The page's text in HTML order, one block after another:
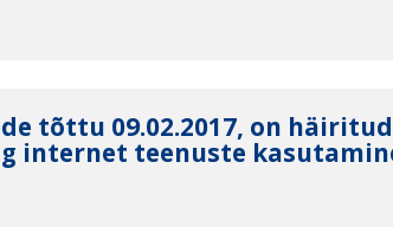
tõttu 09.02.2017, on häiritud
internet teenuste